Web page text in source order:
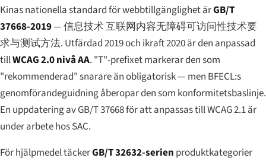
Kinas nationella standard för webbtillgänglighet ärGB/T
37668-2019—信息技术 互联网内容无障碍可访问性技术要
求与测试方法. Utfärdad 2019 och ikraft 2020 är den anpassad
tillWCAG 2.0 nivå AA. "T"-prefixet markerar den som
"rekommenderad" snarare än obligatorisk — men BFECL:s
genomförandeguidning åberopar den som konformitetsbaslinje.
En uppdatering av GB/T 37668 för att anpassas till WCAG 2.1 är
under arbete hos SAC.
För hjälpmedel täckerGB/T 32632-serien produktkategorier